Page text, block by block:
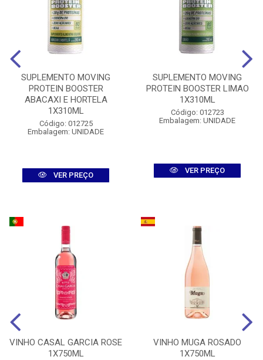
SUPLEMENTO MOVING
PROTEIN BOOSTER
ABACAXI E HORTELA
1X310ML
Código: 012725
Embalagem: UNIDADE
VER PREÇO
SUPLEMENTO MOVING
PROTEIN BOOSTER LIMAO
1X310ML
Código: 012723
Embalagem: UNIDADE
VER PREÇO
VINHO CASAL GARCIA ROSE
1X750ML
VINHO MUGA ROSADO
1X750ML